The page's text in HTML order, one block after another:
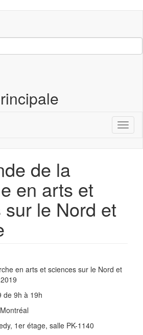
de la
en arts et
le Nord et
en arts et sciences sur le Nord et
de 9h à 19h
1er étage, salle PK-1140